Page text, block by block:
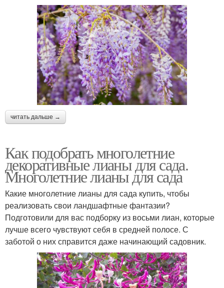
читать дальше →
Как подобрать многолетние
декоративные лианы для сада.
Многолетние лианы для сада
Какие многолетние лианы для сада купить, чтобы
реализовать свои ландшафтные фантазии?
Подготовили для вас подборку из восьми лиан, которые
лучше всего чувствуют себя в средней полосе. С
заботой о них справится даже начинающий садовник.